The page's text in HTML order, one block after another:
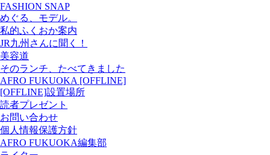
FASHION SNAP
めぐる、モデル。
私的ふくおか案内
JR九州さんに聞く！
美容道
そのランチ、たべてきました
AFRO FUKUOKA [OFFLINE]
[OFFLINE]設置場所
読者プレゼント
お問い合わせ
個人情報保護方針
AFRO FUKUOKA編集部